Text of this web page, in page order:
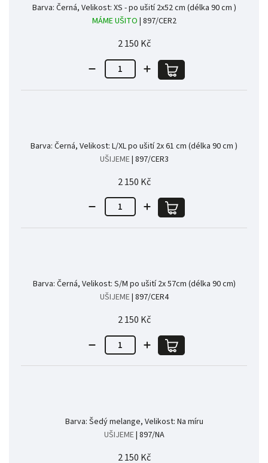
Barva: Černá, Velikost: XS - po ušití 2x52 cm (délka 90 cm )
MÁME UŠITO | 897/CER2
2 150 Kč
Barva: Černá, Velikost: L/XL po ušití 2x 61 cm (délka 90 cm )
UŠIJEME| 897/CER3
2 150 Kč
Barva: Černá, Velikost: S/M po ušití 2x 57cm (délka 90 cm)
UŠIJEME| 897/CER4
2 150 Kč
Barva: Šedý melange, Velikost: Na míru
UŠIJEME| 897/NA
2 150 Kč